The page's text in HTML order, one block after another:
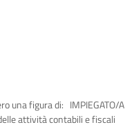
una figura di: IMPIEGATO/A
attività contabili e fiscali